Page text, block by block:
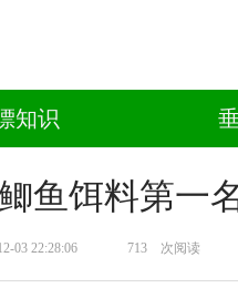
知识
鱼饵料第一
03 22:28:06 713 次阅读